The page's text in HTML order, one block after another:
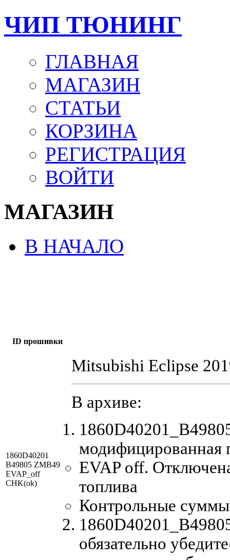
ЧИП ТЮНИНГ
ГЛАВНАЯ
МАГАЗИН
СТАТЬИ
КОРЗИНА
РЕГИСТРАЦИЯ
ВОЙТИ
МАГАЗИН
В НАЧАЛО
ID прошивки
1860D40201
B49805 ZMB49
EVAP_off
CHK(ok)
Mitsubishi Eclipse
В архиве:
модифицированная
EVAP off.
топлива
Контрольные
обязательно